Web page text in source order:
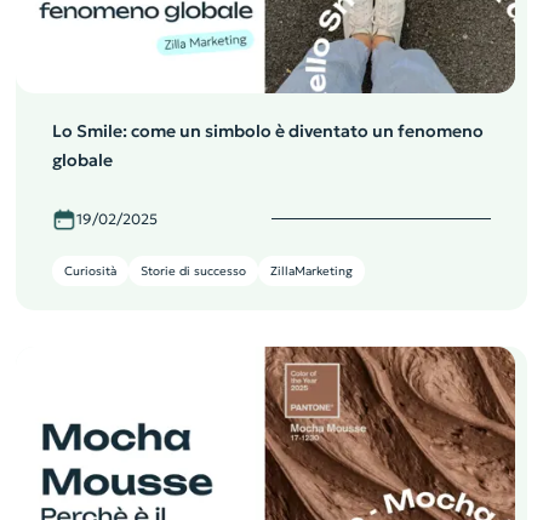
Lo Smile: come un simbolo è diventato un fenomeno
globale
19/02/2025
Curiosità Storie di successo ZillaMarketing